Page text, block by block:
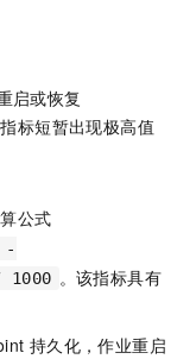
启或恢复
指标短暂出现极高值
公式
-
1000 。该指标具有
持久化，作业重启